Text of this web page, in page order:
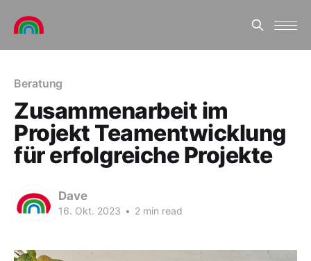
Beratung
Zusammenarbeit im
Projekt Teamentwicklung
für erfolgreiche Projekte
Dave
16. Okt. 2023 • 2 min read